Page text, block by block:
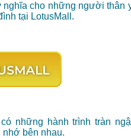
cho những người thân
tại LotusMall.
những hành trình tràn
bên nhau.